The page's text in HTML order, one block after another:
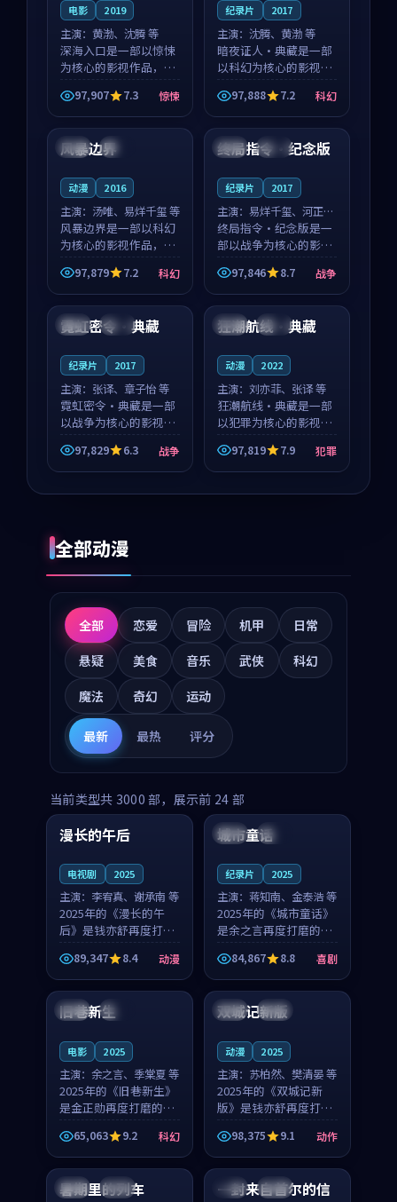
电影 2019
主演： 黄渤、沈腾 等
深海入口是一部以惊悚
为核心的影视作品，围
绕危机、反转与人物成
长展开，整体节奏紧
凑，值得推荐观看。
97,907 7.3 惊悚
纪录片 2017
主演： 沈腾、黄渤 等
暗夜证人·典藏是一部
以科幻为核心的影视作
品，围绕危机、反转与
人物成长展开，整体节
奏紧凑，值得推荐观
看。
97,888 7.2 科幻
泰国 完结
风暴边界
动漫 2016
主演： 汤唯、易烊千玺 等
风暴边界是一部以科幻
为核心的影视作品，围
绕危机、反转与人物成
长展开，整体节奏紧
凑，值得推荐观看。
97,879 7.2 科幻
中国 院线
终局指令·纪念版
纪录片 2017
主演： 易烊千玺、河正宇
等
终局指令·纪念版是一
部以战争为核心的影视
作品，围绕危机、反转
与人物成长展开，整体
节奏紧凑，值得推荐观
看。
97,846 8.7 战争
中国 完结
霓虹密令·典藏
纪录片 2017
主演： 张译、章子怡 等
霓虹密令·典藏是一部
以战争为核心的影视作
品，围绕危机、反转与
人物成长展开，整体节
奏紧凑，值得推荐观
97,829 6.3 战争
中国 独播
狂潮航线·典藏
动漫 2022
主演： 刘亦菲、张译 等
狂潮航线·典藏是一部
以犯罪为核心的影视作
品，围绕危机、反转与
人物成长展开，整体节
奏紧凑，值得推荐观
97,819 7.9 犯罪
全部动漫
全部 恋爱 冒险 机甲
日常
悬疑
美食 音乐 武侠
科幻
魔法
奇幻 运动
最新 最热 评分
当前类型共 3000 部，展示前 24 部
中国 高分
99:16
漫长的午后
电视剧 2025
主演： 李宥真、谢承南 等
2025年的《漫长的午
后》是钱亦舒再度打磨
的动漫佳作。中国大陆
的取景与海岛日常的氛
围相互成就，李宥真与
谢承南的对手戏自然克
制，让整部影片在悬念
89,347 8.4 动漫
美国 院线
城市童话
纪录片 2025
主演： 蒋知南、金泰浩 等
2025年的《城市童话》
是余之言再度打磨的喜
剧佳作。美国的取景与
历史战争的氛围相互成
就，蒋知南与金泰浩的
对手戏自然克制，让整
部影片在悬念与温度
84,867 8.8 喜剧
英国 完结
旧巷新生
电影 2025
主演： 余之言、季棠夏 等
2025年的《旧巷新生》
是金正勋再度打磨的科
幻佳作。英国的取景与
雨夜物语的氛围相互成
就，余之言与季棠夏的
对手戏自然克制，让整
部影片在悬念与温度
65,063 9.2 科幻
中国 独播
双城记新版
动漫 2025
主演： 苏柏然、樊清晏 等
2025年的《双城记新
版》是钱亦舒再度打磨
的动作佳作。中国大陆
的取景与沙漠探险的氛
围相互成就，苏柏然与
樊清晏的对手戏自然克
制，让整部影片在悬念
98,375 9.1 动作
中国 杜比
暑期里的列车 韩国 热播
一封来自首尔的信